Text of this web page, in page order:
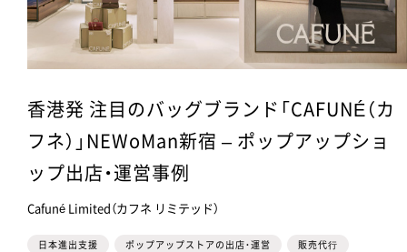
香港発 注目のバッグブランド「CAFUNÉ（カ
フネ）」NEWoMan新宿 – ポップアップショ
ップ出店・運営事例
Cafuné Limited（カフネ リミテッド）
日本進出支援 ポップアップストアの出店・運営 販売代⾏